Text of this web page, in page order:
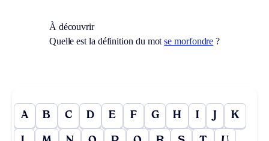
À découvrir
Quelle est la définition du motse morfondre ?
A B C D E F G H I J K